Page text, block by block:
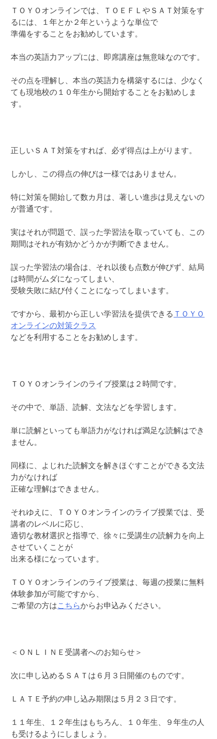
ＴＯＹＯオンラインでは、ＴＯＥＦＬやＳＡＴ対策をす
るには、１年とか２年というような単位で
準備をすることをお勧めしています。
本当の英語力アップには、即席講座は無意味なのです。
その点を理解し、本当の英語力を構築するには、少なく
ても現地校の１０年生から開始することをお勧めしま
す。
正しいＳＡＴ対策をすれば、必ず得点は上がります。
しかし、この得点の伸びは一様ではありません。
特に対策を開始して数カ月は、著しい進歩は見えないの
が普通です。
実はそれが問題で、誤った学習法を取っていても、この
期間はそれが有効かどうかが判断できません。
誤った学習法の場合は、それ以後も点数が伸びず、結局
は時間がムダになってしまい、
受験失敗に結び付くことになってしまいます。
ですから、最初から正しい学習法を提供できる ＴＯＹＯ
オンラインの対策クラス
などを利用することをお勧めします。
ＴＯＹＯオンラインのライブ授業は２時間です。
その中で、単語、読解、文法などを学習します。
単に読解といっても単語力がなければ満足な読解はでき
ません。
同様に、よじれた読解文を解きほぐすことができる文法
力がなければ
正確な理解はできません。
それゆえに、ＴＯＹＯオンラインのライブ授業では、受
講者のレベルに応じ、
適切な教材選択と指導で、徐々に受講生の読解力を向上
させていくことが
出来る様になっています。
ＴＯＹＯオンラインのライブ授業は、毎週の授業に無料
体験参加が可能ですから、
ご希望の方はこちらからお申込みください。
＜ＯＮＬＩＮＥ受講者へのお知らせ＞
次に申し込めるＳＡＴは６月３日開催のものです。
ＬＡＴＥ予約の申し込み期限は５月２３日です。
１１年生、１２年生はもちろん、１０年生、９年生の人
も受けるようにしましょう。